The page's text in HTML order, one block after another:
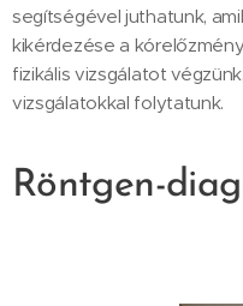
segítségével juthatunk,
kikérdezése a
fizikális vizsgálatot
vizsgálatokkal folytatunk.
Röntgen-